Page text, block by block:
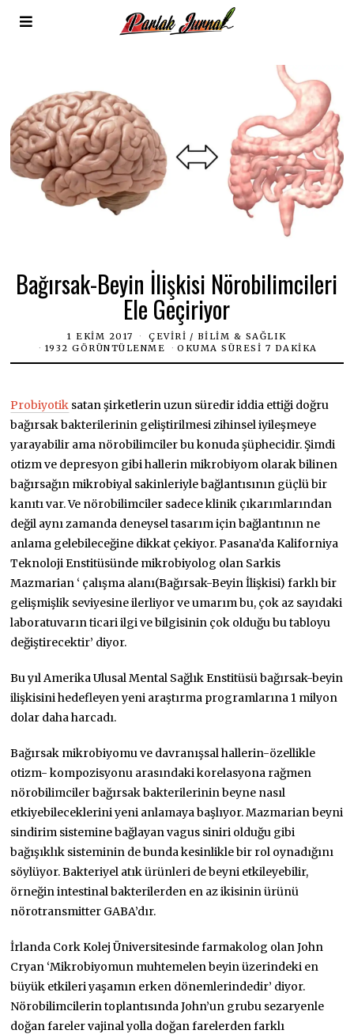
Bağırsak-Beyin İlişkisi Nörobilimcileri
Ele Geçiriyor
1 EKIM 2017 ÇEVIRI / BILIM & SAĞLIK
1932 GÖRÜNTÜLENME
OKUMA SÜRESI 7 DAKIKA
Probiyotik satan şirketlerin uzun süredir iddia ettiği doğru
bağırsak bakterilerinin geliştirilmesi zihinsel iyileşmeye
yarayabilir ama nörobilimciler bu konuda şüphecidir. Şimdi
otizm ve depresyon gibi hallerin mikrobiyom olarak bilinen
bağırsağın mikrobiyal sakinleriyle bağlantısının güçlü bir
kanıtı var. Ve nörobilimciler sadece klinik çıkarımlarından
değil aynı zamanda deneysel tasarım için bağlantının ne
anlama gelebileceğine dikkat çekiyor. Pasana’da Kaliforniya
Teknoloji Enstitüsünde mikrobiyolog olan Sarkis
Mazmarian ‘ çalışma alanı(Bağırsak-Beyin İlişkisi) farklı bir
gelişmişlik seviyesine ilerliyor ve umarım bu, çok az sayıdaki
laboratuvarın ticari ilgi ve bilgisinin çok olduğu bu tabloyu
değiştirecektir’ diyor.
Bu yıl Amerika Ulusal Mental Sağlık Enstitüsü bağırsak-beyin
ilişkisini hedefleyen yeni araştırma programlarına 1 milyon
dolar daha harcadı.
Bağırsak mikrobiyomu ve davranışsal hallerin-özellikle
otizm- kompozisyonu arasındaki korelasyona rağmen
nörobilimciler bağırsak bakterilerinin beyne nasıl
etkiyebileceklerini yeni anlamaya başlıyor. Mazmarian beyni
sindirim sistemine bağlayan vagus siniri olduğu gibi
bağışıklık sisteminin de bunda kesinlikle bir rol oynadığını
söylüyor. Bakteriyel atık ürünleri de beyni etkileyebilir,
örneğin intestinal bakterilerden en az ikisinin ürünü
nörotransmitter GABA’dır.
İrlanda Cork Kolej Üniversitesinde farmakolog olan John
Cryan ‘Mikrobiyomun muhtemelen beyin üzerindeki en
büyük etkileri yaşamın erken dönemlerindedir’ diyor.
Nörobilimcilerin toplantısında John’un grubu sezaryenle
doğan fareler vajinal yolla doğan farelerden farklı